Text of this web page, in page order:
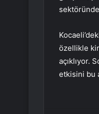
özellikle
açıklıyor.
etkisini bu